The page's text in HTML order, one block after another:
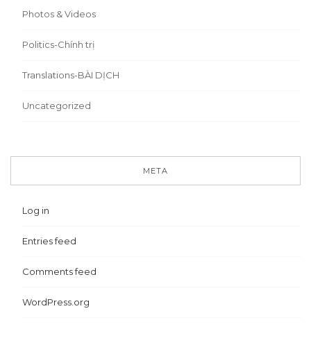
Photos & Videos
Politics-Chính trị
Translations-BÀI DỊCH
Uncategorized
META
Log in
Entries feed
Comments feed
WordPress.org